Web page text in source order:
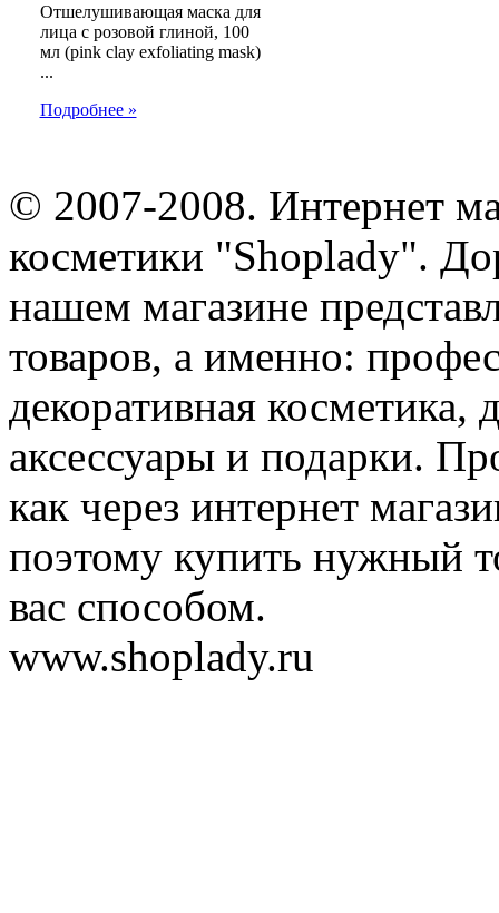
Отшелушивающая маска для
лица с розовой глиной, 100
мл (pink clay exfoliating mask)
...
Подробнее »
© 2007-2008. Интернет
косметики "Shoplady".
нашем магазине
товаров, а именно:
декоративная косметика,
аксессуары и подарки.
как через интернет
поэтому купить нужный
вас способом.
www.shoplady.ru